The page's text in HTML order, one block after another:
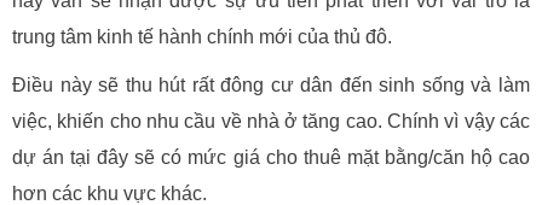
trung tâm kinh tế hành chính mới của thủ đô.
Điều này sẽ thu hút rất đông cư dân đến sinh sống và làm
việc, khiến cho nhu cầu về nhà ở tăng cao. Chính vì vậy các
dự án tại đây sẽ có mức giá cho thuê mặt bằng/căn hộ cao
hơn các khu vực khác.